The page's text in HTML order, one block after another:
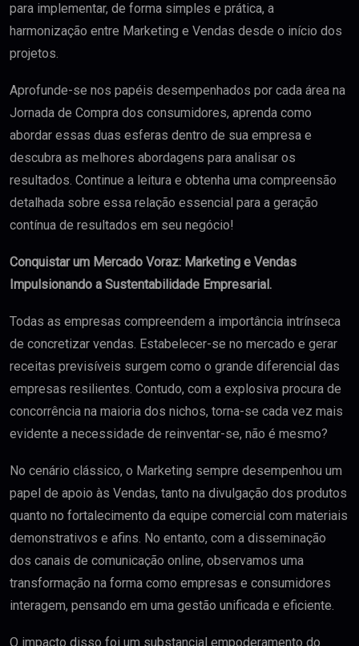
para implementar, de forma simples e prática, a
harmonização entre Marketing e Vendas desde o início dos
projetos.
Aprofunde-se nos papéis desempenhados por cada área na
Jornada de Compra dos consumidores, aprenda como
abordar essas duas esferas dentro de sua empresa e
descubra as melhores abordagens para analisar os
resultados. Continue a leitura e obtenha uma compreensão
detalhada sobre essa relação essencial para a geração
contínua de resultados em seu negócio!
Conquistar um Mercado Voraz: Marketing e Vendas
Impulsionando a Sustentabilidade Empresarial.
Todas as empresas compreendem a importância intrínseca
de concretizar vendas. Estabelecer-se no mercado e gerar
receitas previsíveis surgem como o grande diferencial das
empresas resilientes. Contudo, com a explosiva procura de
concorrência na maioria dos nichos, torna-se cada vez mais
evidente a necessidade de reinventar-se, não é mesmo?
No cenário clássico, o Marketing sempre desempenhou um
papel de apoio às Vendas, tanto na divulgação dos produtos
quanto no fortalecimento da equipe comercial com materiais
demonstrativos e afins. No entanto, com a disseminação
dos canais de comunicação online, observamos uma
transformação na forma como empresas e consumidores
interagem, pensando em uma gestão unificada e eficiente.
O impacto disso foi um substancial empoderamento do